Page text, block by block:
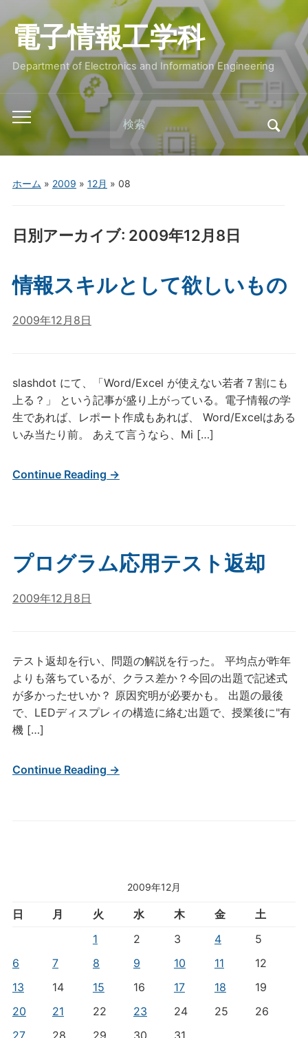
電子情報工学科
Department of Electronics and Information Engineering
Toggle
mobile
menu
Search
for:
ホーム » 2009 » 12月 » 08
日別アーカイブ: 2009年12月8日
2009年12月
日 月 火 水 木 金
土
1
2 3 4
5
6
7 8 9 10 11
12
13
14 15 16 17 18
19
20
21 22 23 24 25
26
27
28 29 30 31
情報スキルとして欲しいもの
2009年12月8日
slashdot にて、「Word/Excel が使えない若者７割にも
上る？」 という記事が盛り上がっている。電子情報の学
生であれば、レポート作成もあれば、 Word/Excelはある
いみ当たり前。 あえて言うなら、Mi […]
Continue Reading →
プログラム応用テスト返却
2009年12月8日
テスト返却を行い、問題の解説を行った。 平均点が昨年
よりも落ちているが、クラス差か？今回の出題で記述式
が多かったせいか？ 原因究明が必要かも。 出題の最後
で、LEDディスプレィの構造に絡む出題で、授業後に"有
機 […]
Continue Reading →